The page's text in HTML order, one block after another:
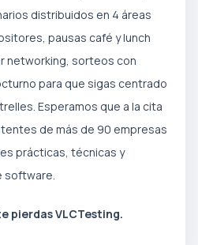
distribuidos en 4 áreas
pausas café y lunch
networking, sorteos con
para que sigas centrado
Esperamos que a la cita
de más de 90 empresas
prácticas, técnicas y
software.
pierdas VLCTesting.